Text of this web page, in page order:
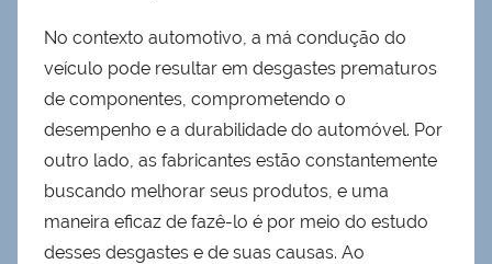
No contexto automotivo, a má condução do
veículo pode resultar em desgastes prematuros
de componentes, comprometendo o
desempenho e a durabilidade do automóvel. Por
outro lado, as fabricantes estão constantemente
buscando melhorar seus produtos, e uma
maneira eficaz de fazê-lo é por meio do estudo
desses desgastes e de suas causas. Ao